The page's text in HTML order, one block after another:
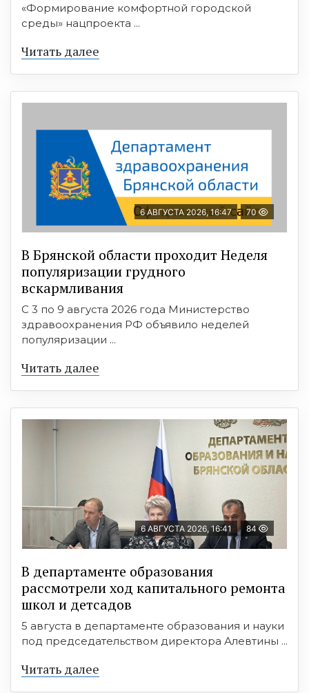
«Формирование комфортной городской
среды» нацпроекта ...
Читать далее
6 АВГУСТА 2026, 16:47 70
В Брянской области проходит Неделя
популяризации грудного
вскармливания
С 3 по 9 августа 2026 года Министерство
здравоохранения РФ объявило неделей
популяризации ...
Читать далее
6 АВГУСТА 2026, 16:41 84
В департаменте образования
рассмотрели ход капитального ремонта
школ и детсадов
5 августа в департаменте образования и науки
под председательством директора Алевтины ...
Читать далее